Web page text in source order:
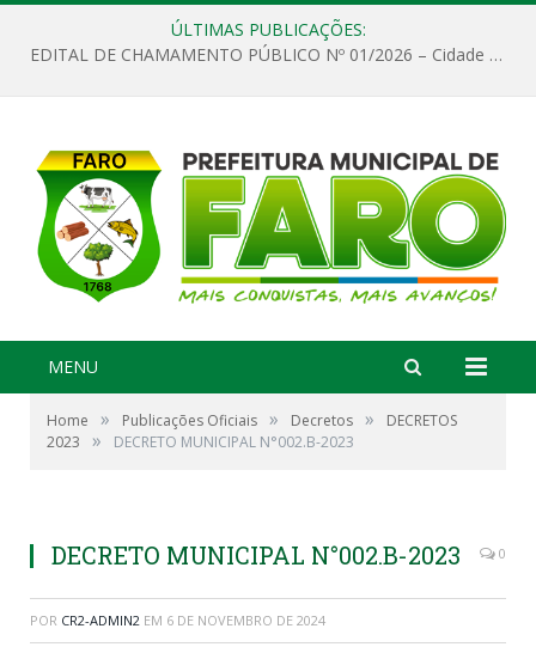
ÚLTIMAS PUBLICAÇÕES:
EDITAL DE CHAMAMENTO PÚBLICO Nº 01/2026 – Cidade de Faro
MENU
Home » Publicações Oficiais » Decretos »
DECRETOS
2023
» DECRETO MUNICIPAL N°002.B-2023
DECRETO MUNICIPAL N°002.B-2023 0
POR CR2-ADMIN2 EM 6 DE NOVEMBRO DE 2024